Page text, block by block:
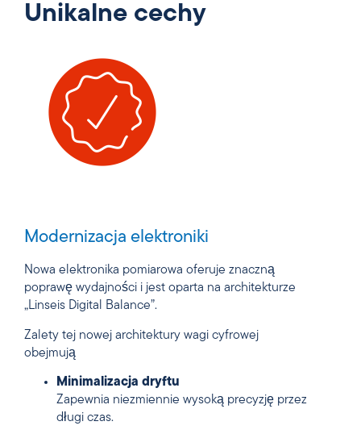
Unikalne cechy
Modernizacja elektroniki
Nowa elektronika pomiarowa oferuje znaczną
poprawę wydajności i jest oparta na architekturze
„Linseis Digital Balance”.
Zalety tej nowej architektury wagi cyfrowej
obejmują
Minimalizacja dryftu
Zapewnia niezmiennie wysoką precyzję przez
długi czas.